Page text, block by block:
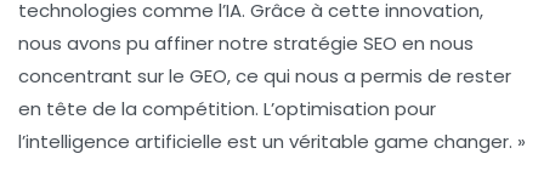
technologies comme l’IA. Grâce à cette innovation,
nous avons pu affiner notre stratégie SEO en nous
concentrant sur le GEO, ce qui nous a permis de rester
en tête de la compétition. L’optimisation pour
l’intelligence artificielle est un véritable game changer. »